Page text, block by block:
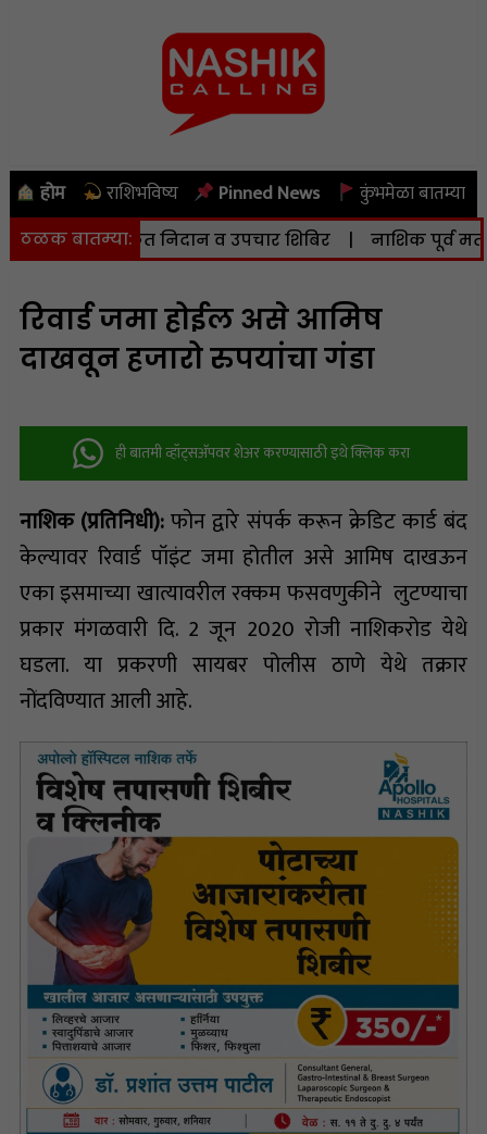
होम राशिभविष्य Pinned News कुंभमेळा बातम्या
ठळक बातम्या:
मोफत निदान व उपचार शिबिर | नाशिक पूर्व
रिवार्ड जमा होईल असे आमिष
दाखवून हजारो रुपयांचा गंडा
ही बातमी व्हॉट्सअ‍ॅपवर शेअर करण्यासाठी इथे क्लिक करा
नाशिक (प्रतिनिधी):फोन द्वारे संपर्क करून क्रेडिट कार्ड बंद
केल्यावर रिवार्ड पॉइंट जमा होतील असे आमिष दाखऊन
एका इसमाच्या खात्यावरील रक्कम फसवणुकीने लुटण्याचा
प्रकार मंगळवारी दि. 2 जून 2020 रोजी नाशिकरोड येथे
घडला. या प्रकरणी सायबर पोलीस ठाणे येथे तक्रार
नोंदविण्यात आली आहे.